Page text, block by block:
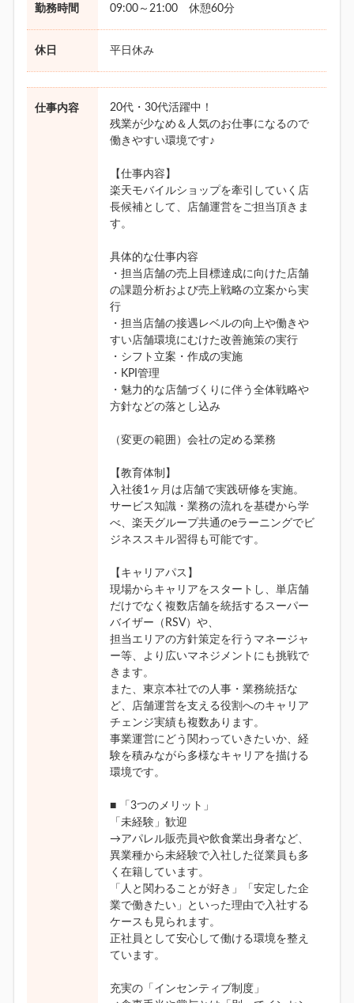
勤務時間 09:00～21:00 休憩60分
休日 平日休み
仕事内容
20代・30代活躍中！
残業が少なめ＆人気のお仕事になるので
働きやすい環境です♪
【仕事内容】
楽天モバイルショップを牽引していく店
長候補として、店舗運営をご担当頂きま
す。
具体的な仕事内容
・担当店舗の売上目標達成に向けた店舗
の課題分析および売上戦略の立案から実
行
・担当店舗の接遇レベルの向上や働きや
すい店舗環境にむけた改善施策の実行
・シフト立案・作成の実施
・KPI管理
・魅力的な店舗づくりに伴う全体戦略や
方針などの落とし込み
（変更の範囲）会社の定める業務
【教育体制】
入社後1ヶ月は店舗で実践研修を実施。
サービス知識・業務の流れを基礎から学
べ、楽天グループ共通のeラーニングでビ
ジネススキル習得も可能です。
【キャリアパス】
現場からキャリアをスタートし、単店舗
だけでなく複数店舗を統括するスーパー
バイザー（RSV）や、
担当エリアの方針策定を行うマネージャ
ー等、より広いマネジメントにも挑戦で
きます。
また、東京本社での人事・業務統括な
ど、店舗運営を支える役割へのキャリア
チェンジ実績も複数あります。
事業運営にどう関わっていきたいか、経
験を積みながら多様なキャリアを描ける
環境です。
■ 「3つのメリット」
「未経験」歓迎
→アパレル販売員や飲食業出身者など、
異業種から未経験で入社した従業員も多
く在籍しています。
「人と関わることが好き」「安定した企
業で働きたい」といった理由で入社する
ケースも見られます。
正社員として安心して働ける環境を整え
ています。
充実の「インセンティブ制度」